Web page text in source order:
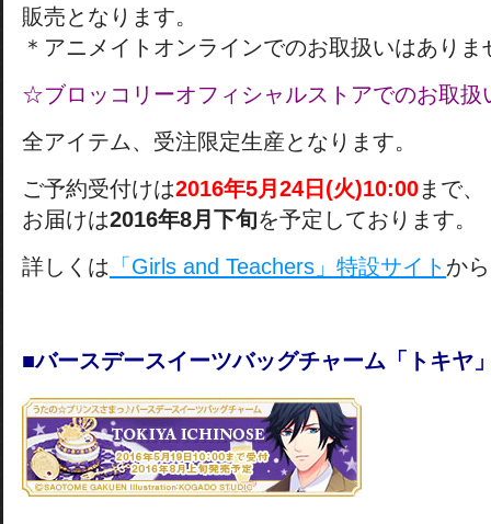
販売となります。
＊アニメイトオンラインでのお取扱いはありま
☆ブロッコリーオフィシャルストアでのお取
全アイテム、受注限定生産となります。
ご予約受付けは2016年5月24日(火)10:00まで、
お届けは2016年8月下旬を予定しております。
詳しくは 「Girls and Teachers」特設サイト か
■バースデースイーツバッグチャーム「トキヤ